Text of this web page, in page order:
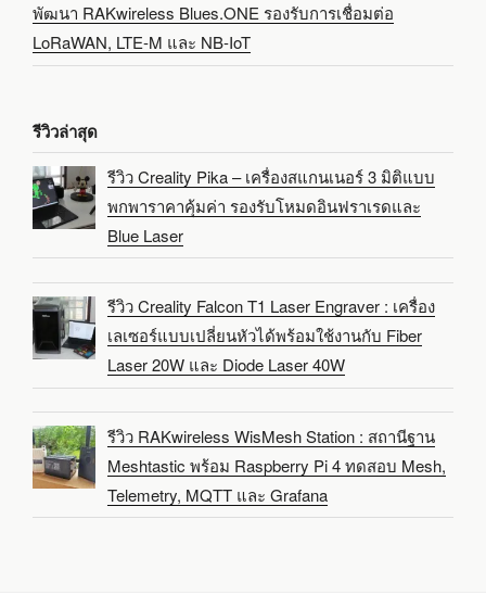
พัฒนา RAKwireless Blues.ONE รองรับการเชื่อมต่อ
LoRaWAN, LTE-M และ NB-IoT
รีวิวล่าสุด
รีวิว Creality Pika – เครื่องสแกนเนอร์ 3 มิติแบบ
พกพาราคาคุ้มค่า รองรับโหมดอินฟราเรดและ
Blue Laser
รีวิว Creality Falcon T1 Laser Engraver : เครื่อง
เลเซอร์แบบเปลี่ยนหัวได้พร้อมใช้งานกับ Fiber
Laser 20W และ Diode Laser 40W
รีวิว RAKwireless WisMesh Station : สถานีฐาน
Meshtastic พร้อม Raspberry Pi 4 ทดสอบ Mesh,
Telemetry, MQTT และ Grafana